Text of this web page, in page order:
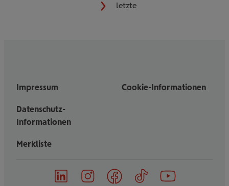
nächsteletzte
Impressum
Datenschutz-
Informationen
Cookie-Informationen
Merkliste
Follow
on
on
on
on
on